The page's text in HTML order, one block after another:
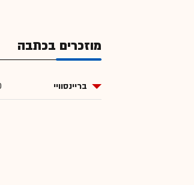
מוזכרים בכתבה
בריינסוויי